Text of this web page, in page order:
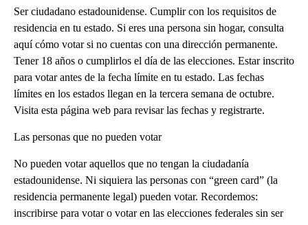
Ser ciudadano estadounidense. Cumplir con los requisitos de
residencia en tu estado. Si eres una persona sin hogar, consulta
aquí cómo votar si no cuentas con una dirección permanente.
Tener 18 años o cumplirlos el día de las elecciones. Estar inscrito
para votar antes de la fecha límite en tu estado. Las fechas
límites en los estados llegan en la tercera semana de octubre.
Visita esta página web para revisar las fechas y registrarte.
Las personas que no pueden votar
No pueden votar aquellos que no tengan la ciudadanía
estadounidense. Ni siquiera las personas con “green card” (la
residencia permanente legal) pueden votar. Recordemos:
inscribirse para votar o votar en las elecciones federales sin ser